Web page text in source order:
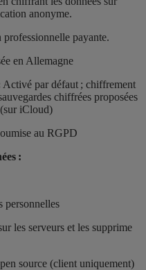
anonyme.
payante.
en Allemagne
Activé par défaut ; chiffrement
chiffrées proposées
iCloud)
au RGPD
:
personnelles
les serveurs et les supprime
source (client uniquement)